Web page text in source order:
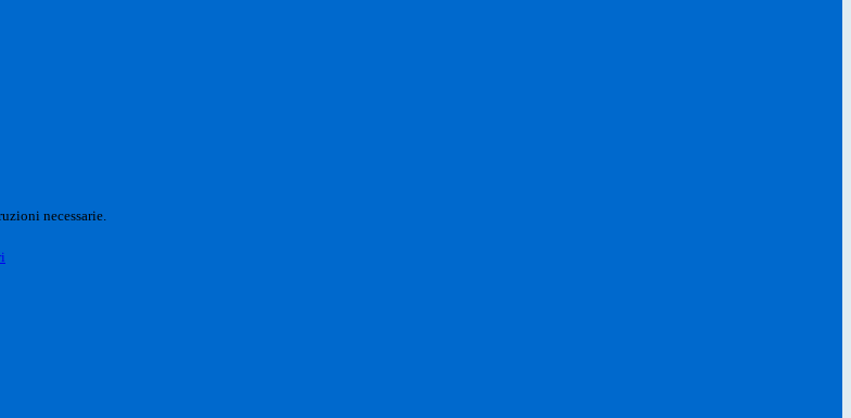
necessarie.